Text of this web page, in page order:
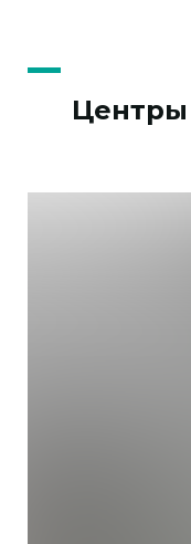
Центры